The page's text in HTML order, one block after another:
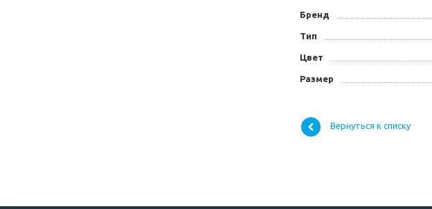
Бренд
Тип
Цвет
Размер
Вернуться к списку